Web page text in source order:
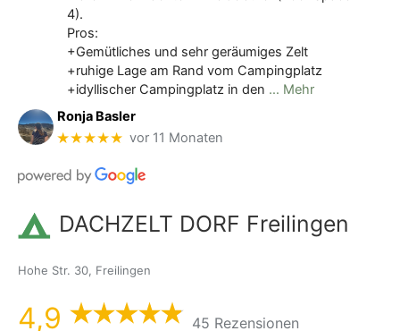
4).
Pros:
+Gemütliches und sehr geräumiges Zelt
+ruhige Lage am Rand vom Campingplatz
+idyllischer Campingplatz in den … Mehr
Ronja Basler
★★★★★ vor 11 Monaten
DACHZELT DORF Freilingen
Hohe Str. 30, Freilingen
4,9 45 Rezensionen